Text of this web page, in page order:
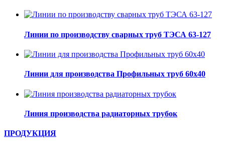
Линии по производству сварных труб ТЭСА 63-127
Линии для производства Профильных труб 60х40
Линия производства радиаторных трубок
ПРОДУКЦИЯ